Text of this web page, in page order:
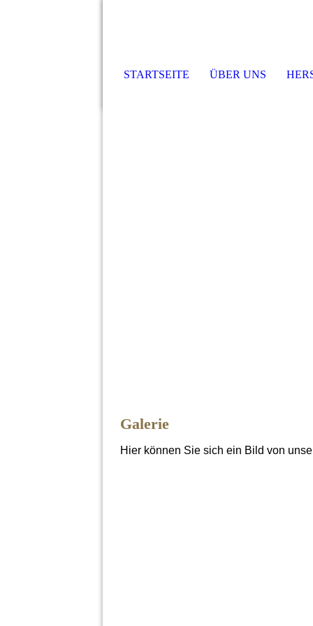
STARTSEITE ÜBER UNS
Galerie
Hier können Sie sich ein Bild von